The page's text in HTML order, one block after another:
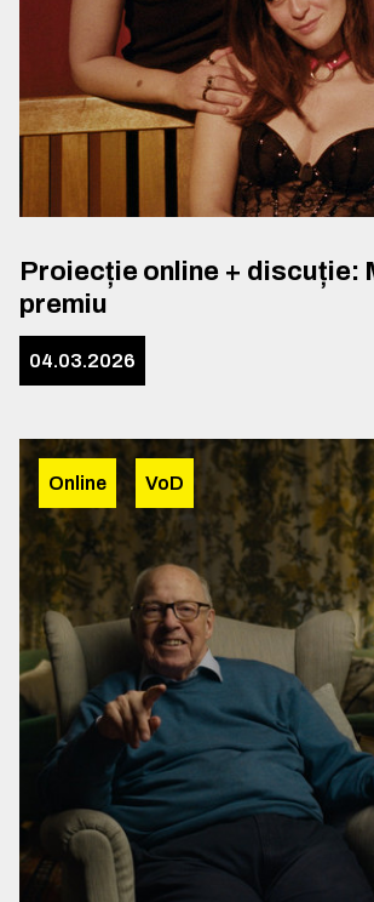
Proiecție online + discuție:
premiu
04.03.2026
Online VoD